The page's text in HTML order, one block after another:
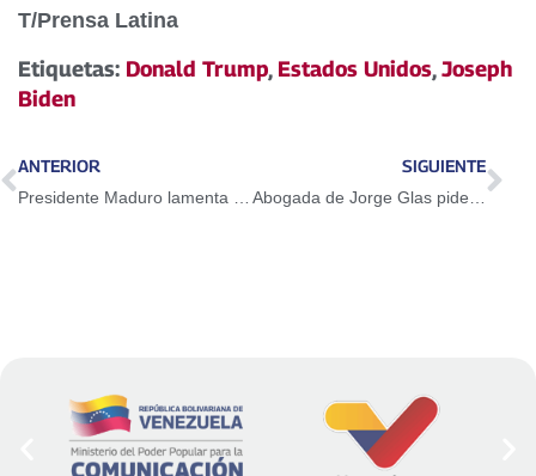
T/Prensa Latina
Etiquetas: Donald Trump, Estados Unidos,Joseph
Biden
ANTERIOR
Presidente Maduro lamenta pérdidas humanas y materiales en Sucre ante fuertes lluvias
SIGUIENTE
Abogada de Jorge Glas pide habeas corpus